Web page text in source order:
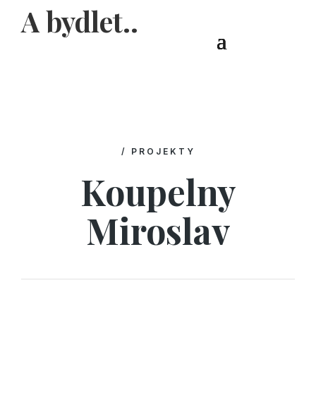
A bydlet..
/ PROJEKTY
Koupelny
Miroslav